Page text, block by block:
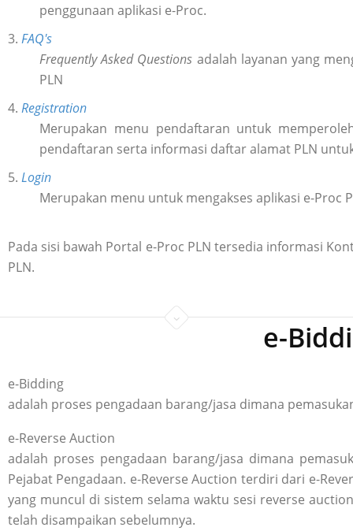
penggunaan aplikasi e-Proc.
3. FAQ's
Frequently Asked Questions adalah layanan yang
PLN
4. Registration
Merupakan menu pendaftaran untuk
pendaftaran serta informasi daftar alamat PLN
5. Login
Merupakan menu untuk mengakses aplikasi e-
Pada sisi bawah Portal e-Proc PLN tersedia informasi
PLN.
e-
e-Bidding
adalah proses pengadaan barang/jasa dimana
e-Reverse Auction
adalah proses pengadaan barang/jasa dimana
Pejabat Pengadaan. e-Reverse Auction terdiri dari e-
yang muncul di sistem selama waktu sesi reverse
telah disampaikan sebelumnya.